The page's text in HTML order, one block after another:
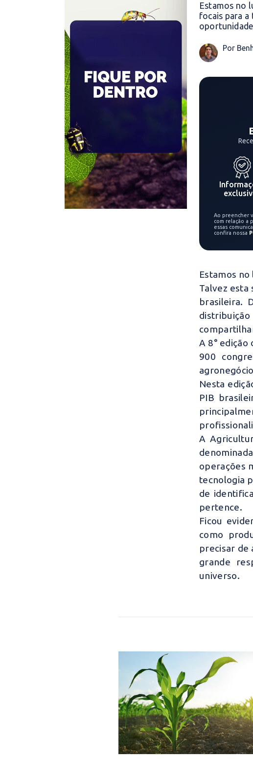
Estamos no
focais para
Por
Ao preencher
com relação a
essas
confira nossa
Estamos
Talvez esta
brasileira.
A 8°
900
Nesta
PIB
A
operações
tecnologia
de
pertence.
Ficou
como
precisar de
grande
universo.